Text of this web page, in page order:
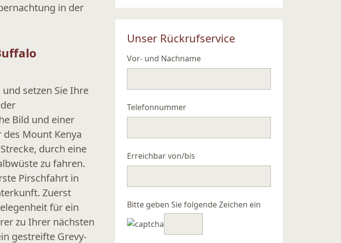
in der
setzen Sie Ihre
Bild und einer
Mount Kenya
durch eine
zu fahren.
Pirschfahrt in
Zuerst
für ein
zu Ihrer nächsten
gestreifte Grevy-
Unser Rückrufservice
Vor- und Nachname
Telefonnummer
Erreichbar von/bis
Bitte geben Sie folgende Zeichen ein